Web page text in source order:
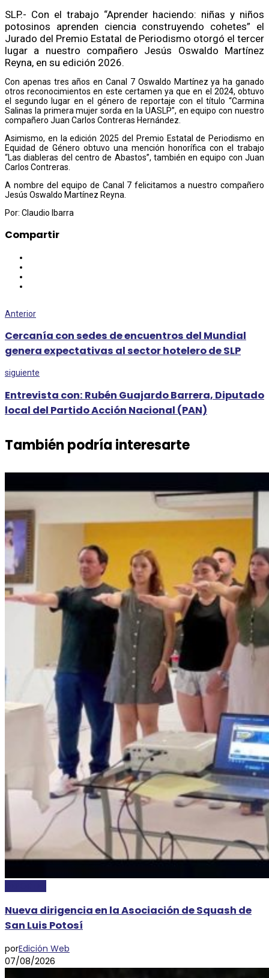
SLP.- Con el trabajo “Aprender haciendo: niñas y niños
potosinos aprenden ciencia construyendo cohetes” el
Jurado del Premio Estatal de Periodismo otorgó el tercer
lugar a nuestro compañero Jesús Oswaldo Martínez
Reyna, en su edición 2026.
Con apenas tres años en Canal 7 Oswaldo Martínez ya ha ganado
otros reconocimientos en este certamen ya que en el 2024, obtuvo
el segundo lugar en el género de reportaje con el título “Carmina
Salinas la primera mujer sorda en la UASLP”, en equipo con nuestro
compañero Juan Carlos Contreras Hernández.
Asimismo, en la edición 2025 del Premio Estatal de Periodismo en
Equidad de Género obtuvo una mención honorífica con el trabajo
“Las diableras del centro de Abastos”, también en equipo con Juan
Carlos Contreras.
A nombre del equipo de Canal 7 felicitamos a nuestro compañero
Jesús Oswaldo Martínez Reyna.
Por: Claudio Ibarra
Compartir
Anterior
Cercanía con sedes de encuentros del Mundial
genera expectativas al sector hotelero de SLP
siguiente
Entrevista con: Rubén Guajardo Barrera, Diputado
local del Partido Acción Nacional (PAN)
También podría interesarte
Nueva dirigencia en la Asociación de Squash de
San Luis Potosí
porEdición Web
07/08/2026